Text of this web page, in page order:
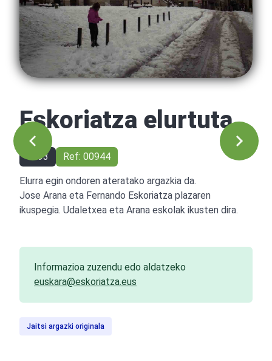
Eskoriatza elurtuta
1993 Ref: 00944
Elurra egin ondoren ateratako argazkia da.
Jose Arana eta Fernando Eskoriatza plazaren
ikuspegia. Udaletxea eta Arana eskolak ikusten dira.
Informazioa zuzendu edo aldatzeko
euskara@eskoriatza.eus
Jaitsi argazki originala